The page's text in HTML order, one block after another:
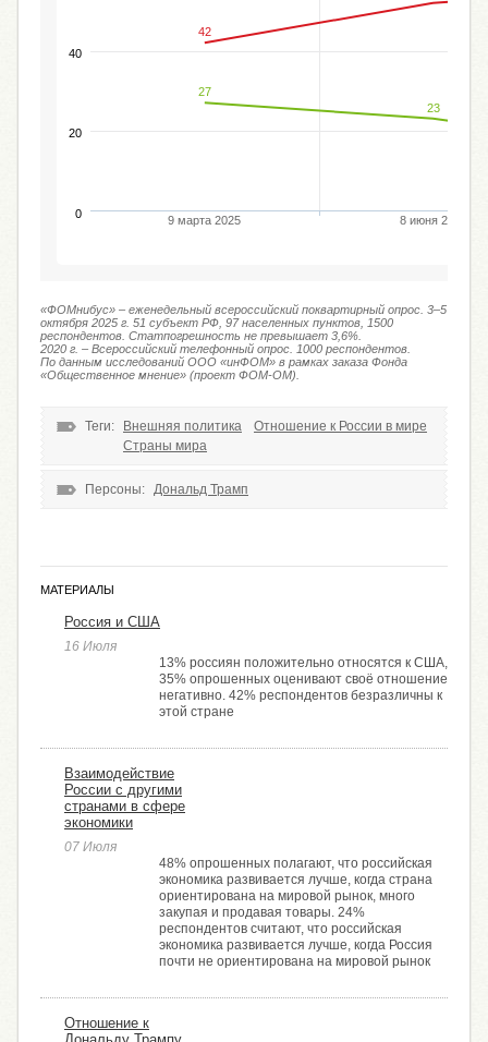
42
27
23
9 марта 2025 8 июня 2025
0
20
40
«ФОМнибус» – еженедельный всероссийский поквартирный опрос. 3–5
октября 2025 г. 51 субъект РФ, 97 населенных пунктов, 1500
респондентов. Статпогрешность не превышает 3,6%.
2020 г. – Всероссийский телефонный опрос. 1000 респондентов.
По данным исследований ООО «инФОМ» в рамках заказа Фонда
«Общественное мнение» (проект ФОМ-ОМ).
Теги: Внешняя политика
Отношение к России в мире
Страны мира
Персоны: Дональд Трамп
МАТЕРИАЛЫ
Россия и США
16 Июля
13% россиян положительно относятся к США,
35% опрошенных оценивают своё отношение
негативно. 42% респондентов безразличны к
этой стране
Взаимодействие
России с другими
странами в сфере
экономики
07 Июля
48% опрошенных полагают, что российская
экономика развивается лучше, когда страна
ориентирована на мировой рынок, много
закупая и продавая товары. 24%
респондентов считают, что российская
экономика развивается лучше, когда Россия
почти не ориентирована на мировой рынок
Отношение к